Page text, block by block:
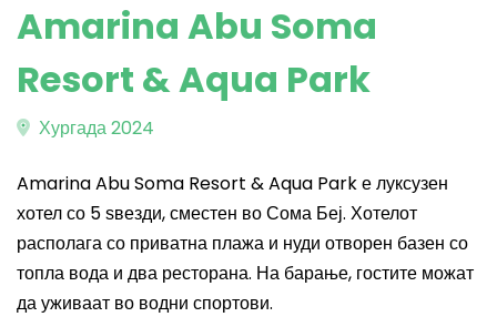
Amarina Abu Soma
Resort & Aqua Park
Хургада 2024
Amarina Abu Soma Resort & Aqua Park е луксузен
хотел со 5 ѕвезди, сместен во Сома Беј. Хотелот
располага со приватна плажа и нуди отворен базен со
топла вода и два ресторана. На барање, гостите можат
да уживаат во водни спортови.